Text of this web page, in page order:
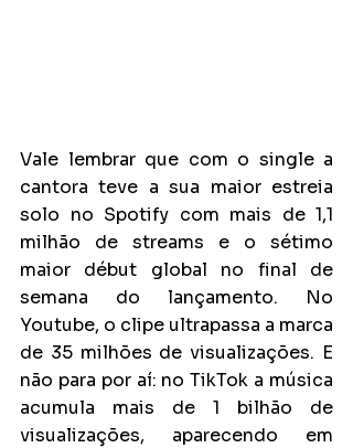
Vale lembrar que com o single a
cantora teve a sua maior estreia
solo no Spotify com mais de 1,1
milhão de streams e o sétimo
maior début global no final de
semana do lançamento. No
Youtube, o clipe ultrapassa a marca
de 35 milhões de visualizações. E
não para por aí: no TikTok a música
acumula mais de 1 bilhão de
visualizações, aparecendo em